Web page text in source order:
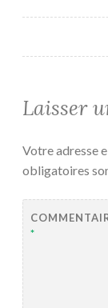
Laisser
Votre adresse
obligatoires
*